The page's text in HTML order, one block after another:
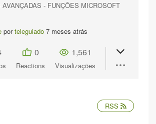
AVANÇADAS - FUNÇÕES MICROSOFT
por teleguiado 7 meses atrás
0
Reactions
1,561
Visualizações
RSS